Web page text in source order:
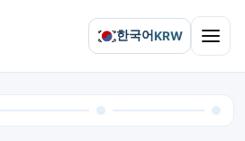
한국어KRW Open